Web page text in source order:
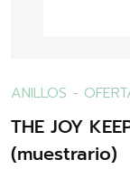
ANILLOS -
THE JOY
(muestrario)